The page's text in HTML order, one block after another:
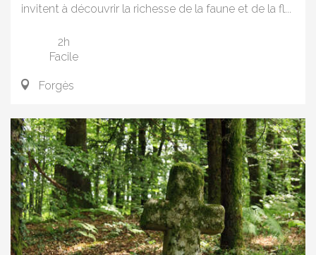
invitent à découvrir la richesse de la faune et de la fl...
2h
Facile
Forgès